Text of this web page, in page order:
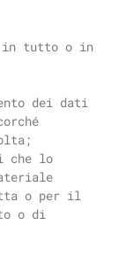
in tutto o in
dei dati
che lo
o per il
o di